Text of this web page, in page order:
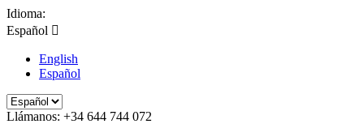
Idioma:
Español 
English
Español
Llámanos: +34 644 744 072